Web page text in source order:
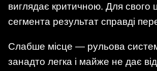
виглядає критичною. Для свого
сегмента результат справді
Слабше місце — рульова
занадто легка і майже не дає